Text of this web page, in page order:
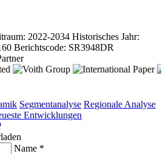
2022-2034 Historisches Jahr:
Berichtscode: SR3948DR
Segmentanalyse Regionale Analyse
Entwicklungen
Name *